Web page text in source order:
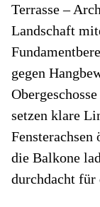
Terrasse –
Landschaft
gegen
setzen klare
die Balkone
durchdacht für